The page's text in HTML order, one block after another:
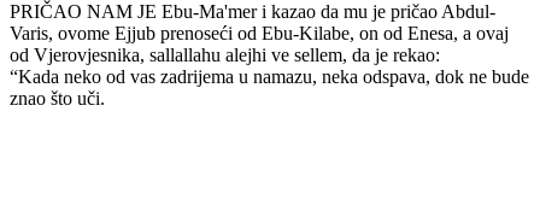
PRIČAO NAM JE Ebu-Ma'mer i kazao da mu je pričao Abdul-
Varis, ovome Ejjub prenoseći od Ebu-Kilabe, on od Enesa, a ovaj
od Vjerovjesnika, sallallahu alejhi ve sellem, da je rekao:
“Kada neko od vas zadrijema u namazu, neka odspava, dok ne bude
znao što uči.